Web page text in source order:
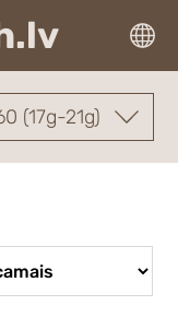
60 (17g-21g)